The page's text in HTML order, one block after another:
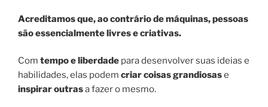
Acreditamos que, ao contrário de máquinas, pessoas
são essencialmente livres e criativas.
Com tempo e liberdade para desenvolver suas ideias e
habilidades, elas podem criar coisas grandiosase
inspirar outrasa fazer o mesmo.